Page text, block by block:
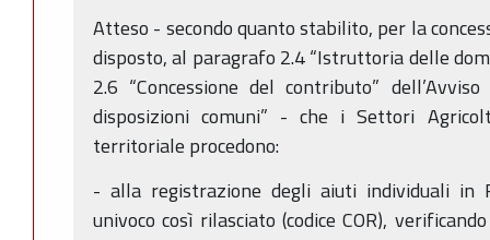
Atteso - secondo quanto stabilito, per la
disposto, al paragrafo 2.4 “Istruttoria delle
2.6 “Concessione del contributo”
disposizioni comuni” - che i Settori
territoriale procedono:
- alla registrazione degli aiuti individuali in
univoco così rilasciato (codice COR),